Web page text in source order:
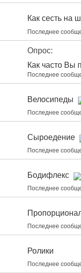
Как сесть на
Последнее
Опрос:
Как часто Вы
Последнее
Велосипеды
Последнее
Сыроедение
Последнее
Бодифлекс
Последнее
Последнее
Ролики
Последнее